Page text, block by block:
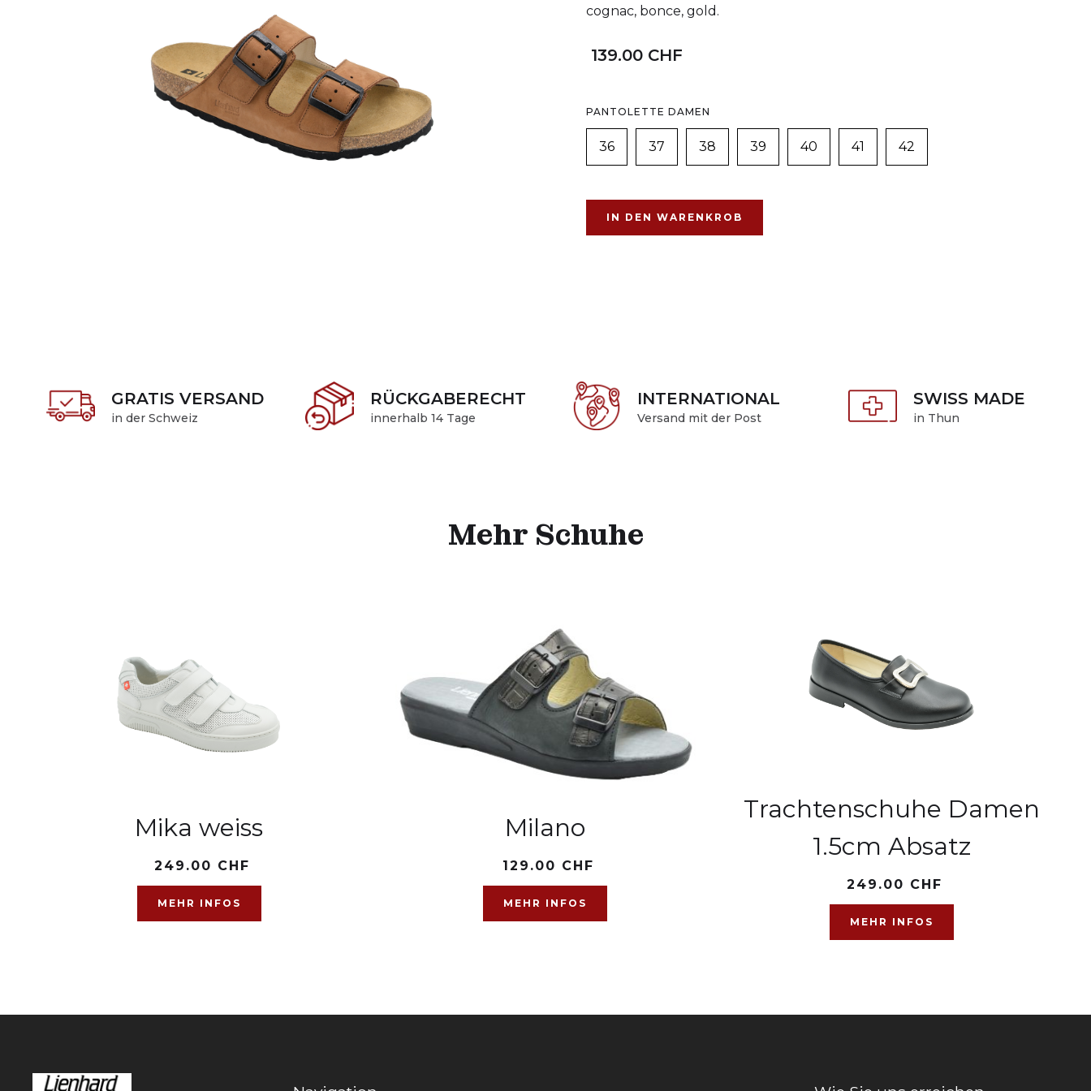
cognac, bonce, gold.
139.00 CHF
PANTOLETTE DAMEN
36 37 38 39 40 41 42
GRATIS VERSAND
in der Schweiz
RÜCKGABERECHT
innerhalb 14 Tage
INTERNATIONAL
Versand mit der Post
SWISS MADE
in Thun
Mehr Schuhe
Mika weiss
249.00 CHF
MEHR INFOS
Milano
129.00 CHF
MEHR INFOS
Trachtenschuhe Damen
1.5cm Absatz
249.00 CHF
MEHR INFOS